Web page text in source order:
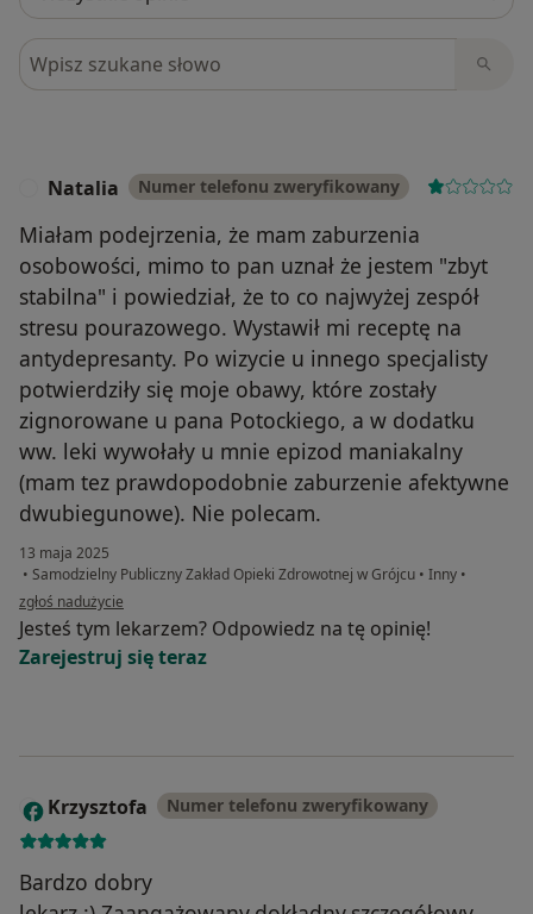
Szukaj w opiniach
Natalia Numer telefonu zweryfikowany
Miałam podejrzenia, że mam zaburzenia
osobowości, mimo to pan uznał że jestem "zbyt
stabilna" i powiedział, że to co najwyżej zespół
stresu pourazowego. Wystawił mi receptę na
antydepresanty. Po wizycie u innego specjalisty
potwierdziły się moje obawy, które zostały
zignorowane u pana Potockiego, a w dodatku
ww. leki wywołały u mnie epizod maniakalny
(mam tez prawdopodobnie zaburzenie afektywne
dwubiegunowe). Nie polecam.
13 maja 2025
• Samodzielny Publiczny Zakład Opieki Zdrowotnej w Grójcu • Inny •
w opinii użytkownika Natalia
zgłoś nadużycie
Jesteś tym lekarzem? Odpowiedz na tę opinię!
Zarejestruj się teraz
K Krzysztofa Numer telefonu zweryfikowany
Bardzo dobry